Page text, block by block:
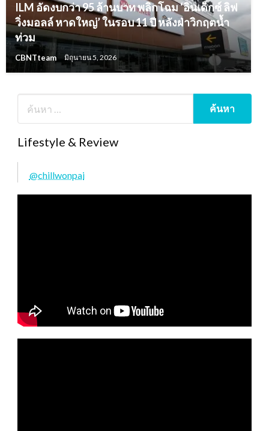
ILM อัดงบกว่า 95 ล้านบาท พลิกโฉม ‘อินเด็กซ์ ลิฟ
วิ่งมอลล์ หาดใหญ่’ ในรอบ 11 ปี หลังฝ่าวิกฤตน้ำ
ท่วม
CBNTteam มิถุนายน 5, 2026
Lifestyle & Review
@chillwonpai